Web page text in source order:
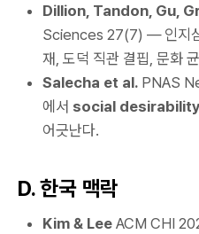
Dillion, Tandon, Gu,
Sciences 27(7) — 인지
재, 도덕 직관 결핍, 문화
Salecha et al. PNAS
에서 social
어긋난다.
D. 한국 맥락
Kim & Lee ACM CHI